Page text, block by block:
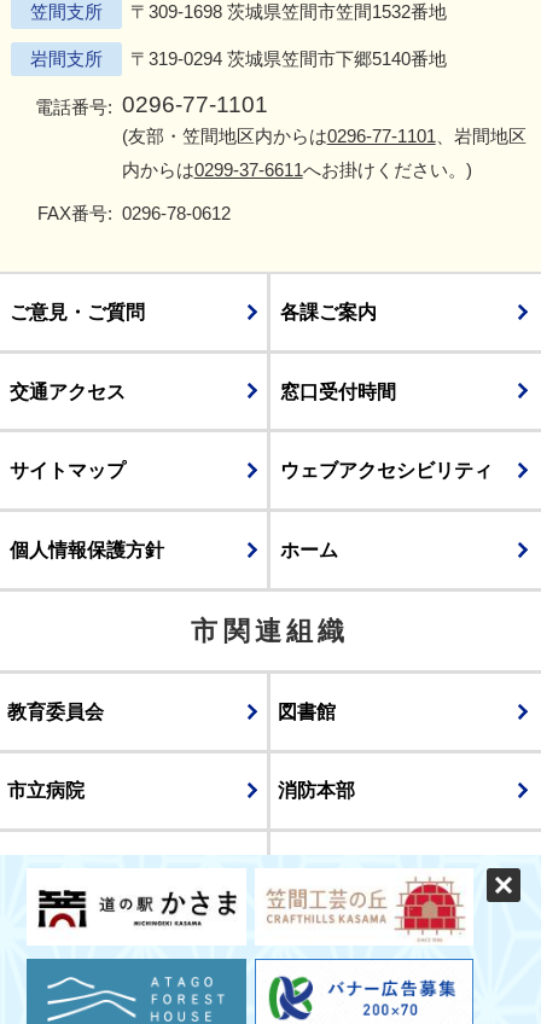
笠間支所 〒309-1698 茨城県笠間市笠間1532番地
岩間支所 〒319-0294 茨城県笠間市下郷5140番地
電話番号: 0296-77-1101
(友部・笠間地区内からは0296-77-1101 、岩間地区
内からは0299-37-6611へお掛けください。)
FAX番号: 0296-78-0612
ご意見・ご質問 各課ご案内
交通アクセス 窓口受付時間
サイトマップ ウェブアクセシビリティ
個人情報保護方針 ホーム
市関連組織
教育委員会 図書館
市立病院 消防本部
議会
表示 スマートフォン版 パソコン版
© CITY OF KASAMA.